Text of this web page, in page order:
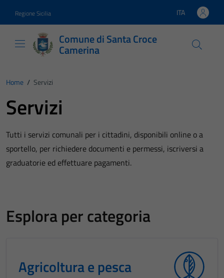
Regione Sicilia Lingua attiva:
ITA
Comune di Santa Croce
Camerina
Home / Servizi
Servizi
Tutti i servizi comunali per i cittadini, disponibili online o a
sportello, per richiedere documenti e permessi, iscriversi a
graduatorie ed effettuare pagamenti.
Esplora per categoria
Agricoltura e pesca